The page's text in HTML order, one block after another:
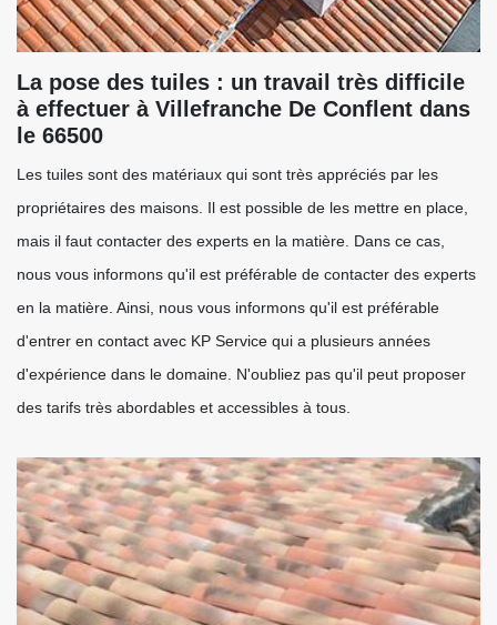
La pose des tuiles : un travail très difficile
à effectuer à Villefranche De Conflent dans
le 66500
Les tuiles sont des matériaux qui sont très appréciés par les
propriétaires des maisons. Il est possible de les mettre en place,
mais il faut contacter des experts en la matière. Dans ce cas,
nous vous informons qu'il est préférable de contacter des experts
en la matière. Ainsi, nous vous informons qu'il est préférable
d'entrer en contact avec KP Service qui a plusieurs années
d'expérience dans le domaine. N'oubliez pas qu'il peut proposer
des tarifs très abordables et accessibles à tous.